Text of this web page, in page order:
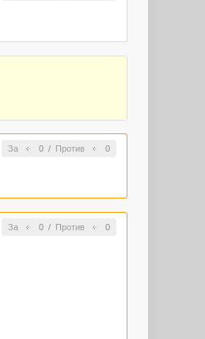
За 0/ Против 0
За 0/ Против 0